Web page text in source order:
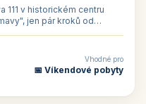
111 v historickém centru
jen pár kroků od
Vhodné pro
📅 Víkendové pobyty